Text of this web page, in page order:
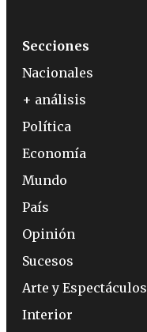
Secciones
Nacionales
+ análisis
Política
Economía
Mundo
País
Opinión
Sucesos
Arte y Espectáculos
Interior